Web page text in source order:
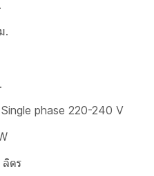
.
phase 220-240 V
ตร